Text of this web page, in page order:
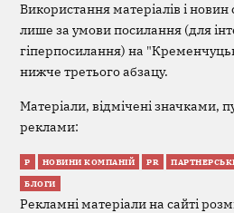
Використання матеріалів і новин
лише за умови посилання (для
гіперпосилання) на
нижче третього абзацу.
Матеріали, відмічені значками,
реклами:
Р НОВИНИ КОМПАНІЙ PR
БЛОГИ
Рекламні матеріали на сайті